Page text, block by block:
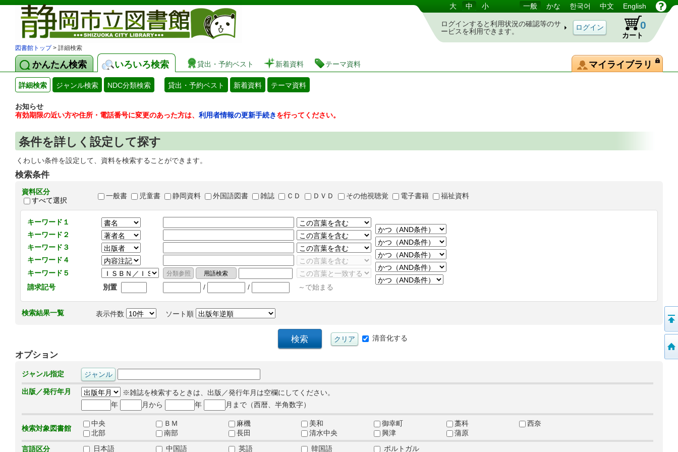
図書館 蔵書検索・予約システム 大 中 小 一般 かな 한국어 中文 English
ログインすると利用状況の確認等のサ
ービスを利用できます。
カート
0
図書館トップ> 詳細検索
かんたん検索 いろいろ検索 貸出・予約ベスト 新着資料 テーマ資料 マイライブラリ
詳細検索 ジャンル検索 NDC分類検索 貸出・予約ベスト 新着資料 テーマ資料
お知らせ
有効期限の近い方や住所・電話番号に変更のあった方は、 利用者情報の更新手続きを行ってください。
条件を詳しく設定して探す
くわしい条件を設定して、資料を検索することができます。
検索条件
資料区分
すべて選択
一般書 児童書 静岡資料 外国語図書 雑誌 ＣＤ ＤＶＤ その他視聴覚 電子書籍 福祉資料
キーワード１
キーワード２
キーワード３
キーワード４
キーワード５
請求記号
別置 / / ～で始まる
検索結果一覧 表示件数 ソート順
清音化する
オプション
ジャンル指定
出版／発行年月
※雑誌を検索するときは、出版／発行年月は空欄にしてください。
年
月から 年 月まで（西暦、半角数字）
検索対象図書館
中央 ＢＭ 麻機 美和 御幸町 藁科
西奈
北部
南部 長田 清水中央 興津
蒲原
言語区分
日本語 中国語 英語 韓国語 ポルトガル